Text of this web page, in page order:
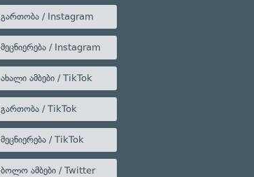
გართობა / Instagram
მეცნიერება / Instagram
ახალი ამბები / TikTok
გართობა / TikTok
მეცნიერება / TikTok
ბოლო ამბები / Twitter